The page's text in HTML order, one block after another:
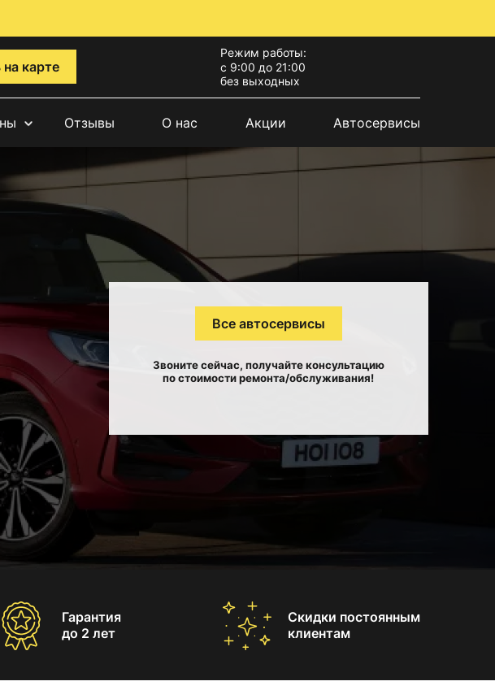
карте
Режим работы:
с 9:00 до 21:00
без выходных
Отзывы О нас Акции Автосервисы
Все автосервисы
Звоните сейчас, получайте консультацию
по стоимости ремонта/обслуживания!
Гарантия
до 2 лет
Скидки постоянным
клиентам